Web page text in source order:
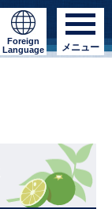
Foreign
Language
メニュー